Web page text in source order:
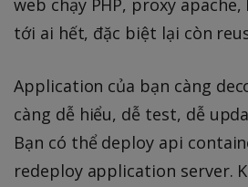
web chạy PHP, proxy
tới ai hết, đặc biệt lại còn
Application của bạn càng
càng dễ hiểu, dễ test, dễ
Bạn có thể deploy api
redeploy application server.